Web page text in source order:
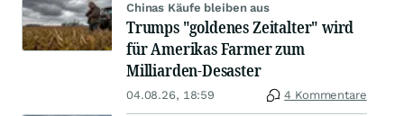
Chinas Käufe bleiben aus
Trumps "goldenes Zeitalter" wird
für Amerikas Farmer zum
Milliarden-Desaster
04.08.26, 18:59 4 Kommentare